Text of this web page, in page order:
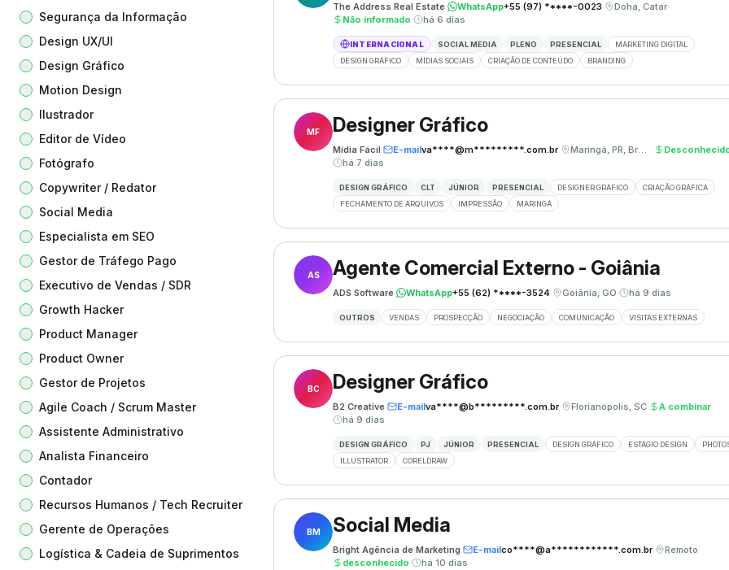
Segurança da Informação
Design UX/UI
Design Gráfico
Motion Design
Ilustrador
Editor de Vídeo
Fotógrafo
Copywriter / Redator
Social Media
Especialista em SEO
Gestor de Tráfego Pago
Executivo de Vendas / SDR
Growth Hacker
Product Manager
Product Owner
Gestor de Projetos
Agile Coach / Scrum Master
Assistente Administrativo
Analista Financeiro
Contador
Recursos Humanos / Tech Recruiter
Gerente de Operações
Logística & Cadeia de Suprimentos
The Address Real Estate· WhatsApp+55 (97) *****-0023· Doha, Catar·
Não informado· há 6 dias
INTERNACIONAL SOCIAL MEDIA PLENO PRESENCIAL
MARKETING DIGITAL
DESIGN GRÁFICO
MÍDIAS SOCIAIS CRIAÇÃO DE CONTEÚDO BRANDING
MF Designer Gráfico
Mídia Fácil· E-mailva****@m*********.com.br· Maringá, PR, Brasil ·
há 7 dias
DESIGN GRÁFICO CLT JÚNIOR PRESENCIAL DESIGNER GRÁFICO
CRIAÇÃO GRÁFICA
FECHAMENTO DE ARQUIVOS
IMPRESSÃO MARINGÁ
AS Agente Comercial Externo - Goiânia
ADS Software· WhatsApp+55 (62) *****-3524· Goiânia, GO· há 9 dias
OUTROS VENDAS PROSPECÇÃO NEGOCIAÇÃO COMUNICAÇÃO VISITAS EXTERNAS
BC Designer Gráfico
B2 Creative· E-mailva****@b*********.com.br· Florianópolis, SC· A combinar·
há 9 dias
DESIGN GRÁFICO PJ JÚNIOR PRESENCIAL DESIGN GRÁFICO ESTÁGIO DESIGN
ILLUSTRATOR
CORELDRAW
BM Social Media
Bright Agência de Marketing· E-mailco****@a************.com.br· Remoto·
desconhecido· há 10 dias